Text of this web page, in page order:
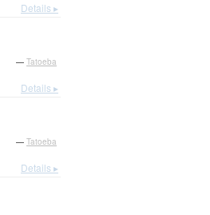
Details ▸
— Tatoeba
Details ▸
— Tatoeba
Details ▸